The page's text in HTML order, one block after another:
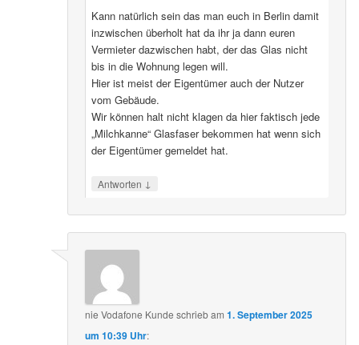
Kann natürlich sein das man euch in Berlin damit
inzwischen überholt hat da ihr ja dann euren
Vermieter dazwischen habt, der das Glas nicht
bis in die Wohnung legen will.
Hier ist meist der Eigentümer auch der Nutzer
vom Gebäude.
Wir können halt nicht klagen da hier faktisch jede
„Milchkanne“ Glasfaser bekommen hat wenn sich
der Eigentümer gemeldet hat.
Antworten ↓
nie Vodafone Kunde schriebam1. September 2025
um 10:39 Uhr: